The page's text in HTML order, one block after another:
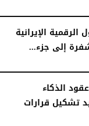
الإيرانية
إلى جزء...
الذكاء
تشكيل قرارات